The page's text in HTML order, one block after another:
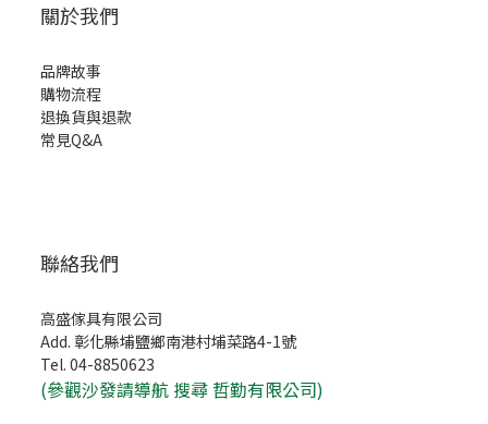
關於我們
品牌故事
購物流程
退換貨與退款
常見Q&A
聯絡我們
高盛傢具有限公司
Add. 彰化縣埔鹽鄉南港村埔菜路4-1號
Tel. 04-8850623
(參觀沙發請導航 搜尋 哲勤有限公司)